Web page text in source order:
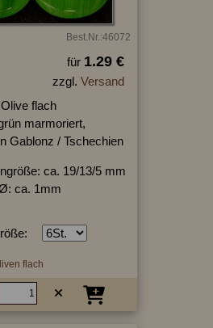
Best.Nr.:46072
für 1.29 €
zzgl. Versand
flach
marmoriert,
Gablonz / Tschechien
ca. 19/13/5 mm
ca. 1mm
flach